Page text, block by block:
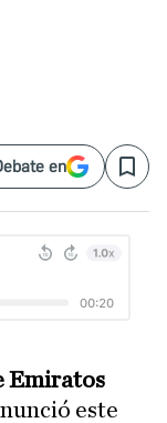
en Save
Emiratos
este